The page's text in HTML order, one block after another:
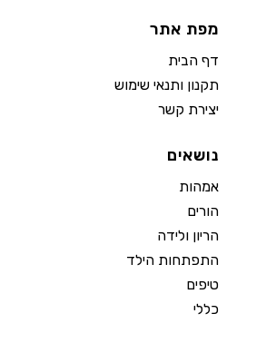
מפת אתר
דף הבית
תקנון ותנאי שימוש
יצירת קשר
נושאים
אמהות
הורים
הריון ולידה
התפתחות הילד
טיפים
כללי